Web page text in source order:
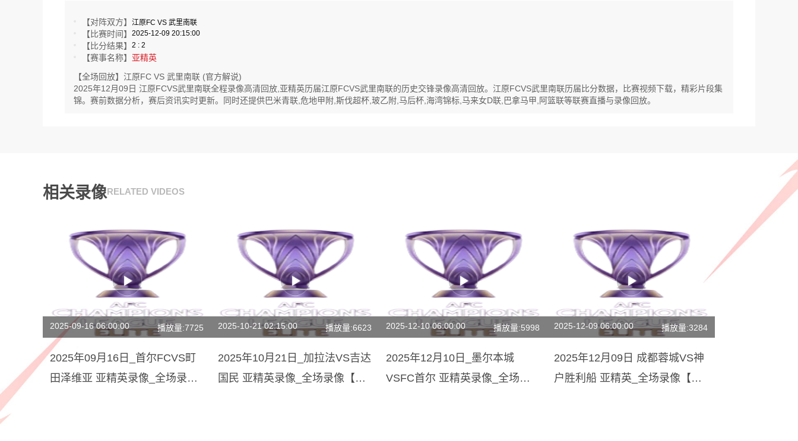
【对阵双方】 江原FC VS 武里南联
【比赛时间】 2025-12-09 20:15:00
【比分结果】 2 : 2
【赛事名称】 亚精英
【全场回放】江原FC VS 武里南联 (官方解说)
2025年12月09日 江原FCVS武里南联全程录像高清回放,亚精英历届江原FCVS武里南联的历史交锋录像高清回放。江原FCVS武里南联历届比分数据，比赛视频下载，精彩片段集
锦。赛前数据分析，赛后资讯实时更新。同时还提供巴米青联,危地甲附,斯伐超杯,玻乙附,马后杯,海湾锦标,马来女D联,巴拿马甲,阿篮联等联赛直播与录像回放。
相关录像RELATED VIDEOS
2025-09-16 06:00:00 播放量:7725
2025年09月16日_首尔FCVS町
田泽维亚 亚精英录像_全场录像
2025-10-21 02:15:00 播放量:6623
2025年10月21日_加拉法VS吉达
国民 亚精英录像_全场录像【全
2025-12-10 06:00:00 播放量:5998
2025年12月10日_墨尔本城
VSFC首尔 亚精英录像_全场录
2025-12-09 06:00:00 播放量:3284
2025年12月09日 成都蓉城VS神
户胜利船 亚精英_全场录像【视